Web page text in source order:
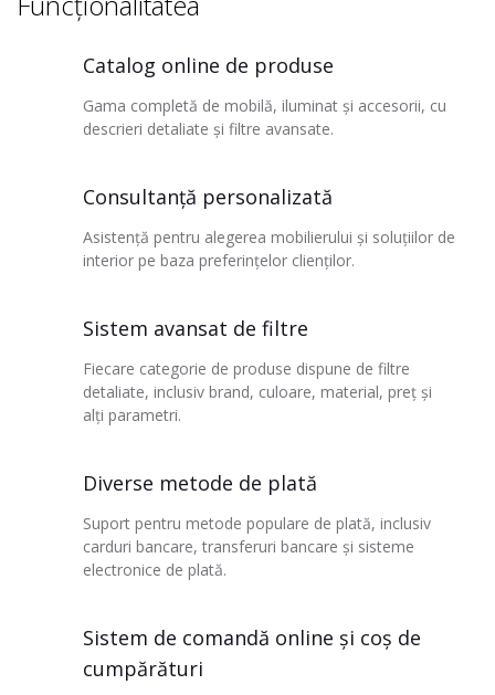
Catalog online de produse
Gama completă de mobilă, iluminat și accesorii, cu
descrieri detaliate și filtre avansate.
Consultanță personalizată
Asistență pentru alegerea mobilierului și soluțiilor de
interior pe baza preferințelor clienților.
Sistem avansat de filtre
Fiecare categorie de produse dispune de filtre
detaliate, inclusiv brand, culoare, material, preț și
alți parametri.
Diverse metode de plată
Suport pentru metode populare de plată, inclusiv
carduri bancare, transferuri bancare și sisteme
electronice de plată.
Sistem de comandă online și coș de
cumpărături